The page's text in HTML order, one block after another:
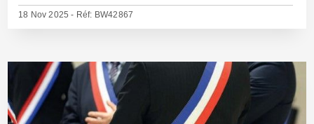
18 Nov 2025 - Réf: BW42867